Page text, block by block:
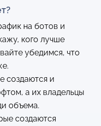
на ботов и
кого лучше
убедимся, что
создаются и
а их владельцы
объема.
создаются